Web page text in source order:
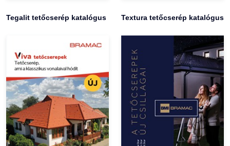
Tegalit tetőcserép katalógus Textura tetőcserép katalógus